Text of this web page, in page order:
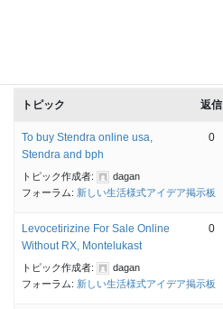
トピック 返信
To buy Stendra online usa,
Stendra and bph
トピック作成者:
dagan
フォーラム: 新しい生活様式アイデア掲示板
0
Levocetirizine For Sale Online
Without RX, Montelukast
トピック作成者:
dagan
フォーラム: 新しい生活様式アイデア掲示板
0